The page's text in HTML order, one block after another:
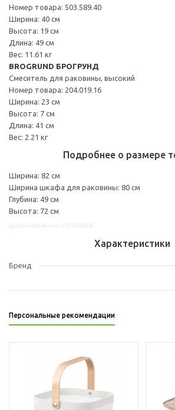
Номер товара: 503.589.40
Ширина: 40 см
Высота: 19 см
Длина: 49 см
Вес: 11.61 кг
BROGRUND БРОГРУНД
Смеситель для раковины, высокий
Номер товара: 204.019.16
Ширина: 23 см
Высота: 7 см
Длина: 41 см
Вес: 2.21 кг
Подробнее о размере
Ширина: 82 см
Ширина шкафа для раковины: 80 см
Глубина: 49 см
Высота: 72 см
Характеристики
Бренд
Персональные рекомендации